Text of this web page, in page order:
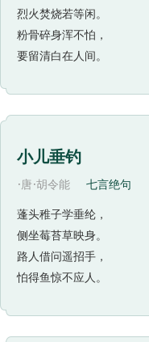
芦芽）、菘菜三物”烹
于此。
惠崇，福建建阳人，
传出“画外意”，使诗
忠公诗集》卷二十六
相映，淡淡一笔，将
早春。诗的第二句“春
说明春江水还略带寒
了唐人诗句：孟郊“何
次》）。苏轼学古而
烈火焚烧若等闲。
粉骨碎身浑不怕，
要留清白在人间。
小儿垂钓
·唐·胡令能 七言绝句
蓬头稚子学垂纶，
侧坐莓苔草映身。
路人借问遥招手，
怕得鱼惊不应人。